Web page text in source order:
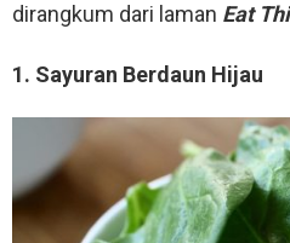
dirangkum dari laman Eat
1. Sayuran Berdaun Hijau